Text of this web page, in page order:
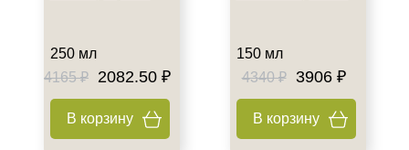
250 мл
4165 ₽
2082.50 ₽
В корзину
150 мл
4340 ₽
3906 ₽
В корзину